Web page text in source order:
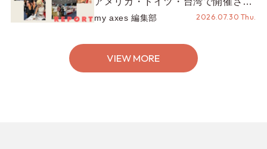
たイベントをお届け！美沙子さんか
らのコメントも♬【海外イベントレ
my axes 編集部 2026.07.30 Thu.
VIEW MORE